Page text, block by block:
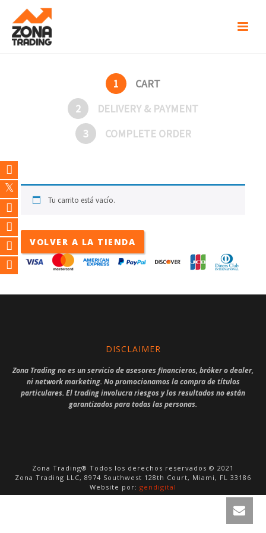
1
CART
2
DELIVERY & PAYMENT
3
COMPLETE ORDER
Tu carrito está vacío.
VOLVER A LA TIENDA
DISCLAIMER
Zona Trading no es un servicio de asesores financieros, bróker o dealer,
ni network marketing. No promocionamos la compra de títulos
particulares. El trading involucra riesgos y los resultados no están
garantizados para todas las personas.
Zona Trading® Todos los derechos reservados © 2021
Zona Trading LLC, 8974 Southwest 128th Court, Miami, FL 33186
Website por: gendigital